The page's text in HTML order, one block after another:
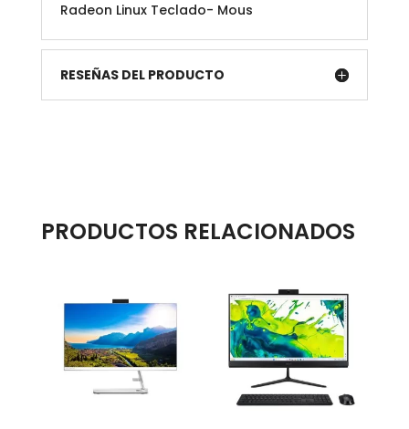
Radeon Linux Teclado- Mous
RESEÑAS DEL PRODUCTO
PRODUCTOS RELACIONADOS